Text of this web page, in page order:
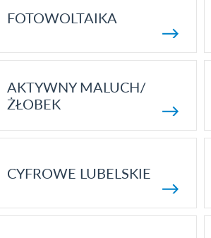
FOTOWOLTAIKA
AKTYWNY MALUCH/
ŻŁOBEK
CYFROWE LUBELSKIE